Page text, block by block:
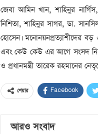
জেবা আমিন খান, শাহিনুর
নিশিতা, শাহিনুর সাগর, ডা.
হোসেন। মনোনয়নপ্রত্যাশীদের
এবং কেউ কেউ এর আগে সংসদ
ও প্রধানমন্ত্রী তারেক রহমানের
শেয়ার Facebook
আরও সংবাদ